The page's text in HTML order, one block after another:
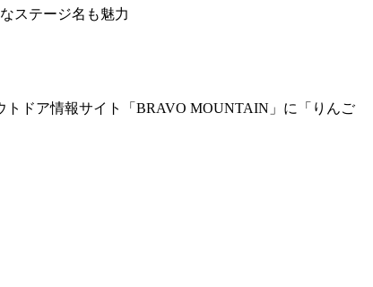
ステージ名も魅力
ドア情報サイト「BRAVO MOUNTAIN」に「りんご